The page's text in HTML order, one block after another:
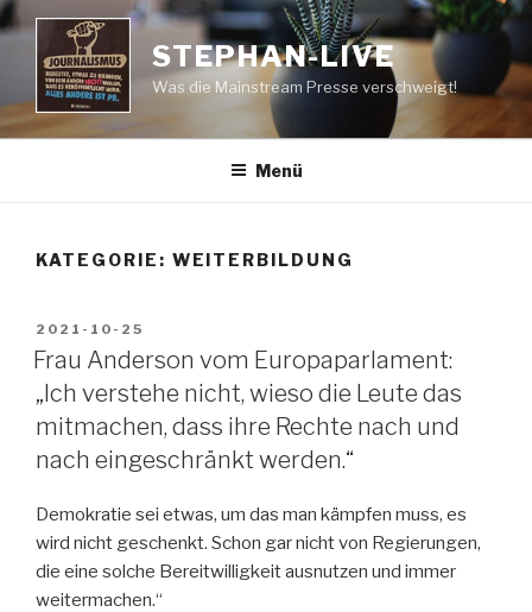
Zum
Inhalt
springen
STEPHAN-LIVE
Was die Mainstream Presse verschweigt!
Menü
KATEGORIE: WEITERBILDUNG
VERÖFFENTLICHT
AM
2021-10-25
Frau Anderson vom Europaparlament:
„Ich verstehe nicht, wieso die Leute das
mitmachen, dass ihre Rechte nach und
nach eingeschränkt werden.“
Demokratie sei etwas, um das man kämpfen muss, es
wird nicht geschenkt. Schon gar nicht von Regierungen,
die eine solche Bereitwilligkeit ausnutzen und immer
weitermachen.“